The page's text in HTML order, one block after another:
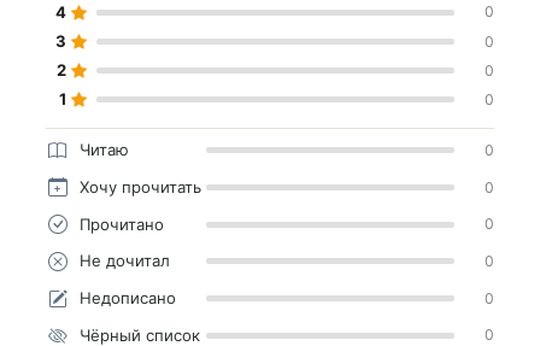
4 0
3 0
2 0
1 0
Читаю 0
Хочу прочитать 0
Прочитано 0
Не дочитал 0
Недописано 0
Чёрный список 0